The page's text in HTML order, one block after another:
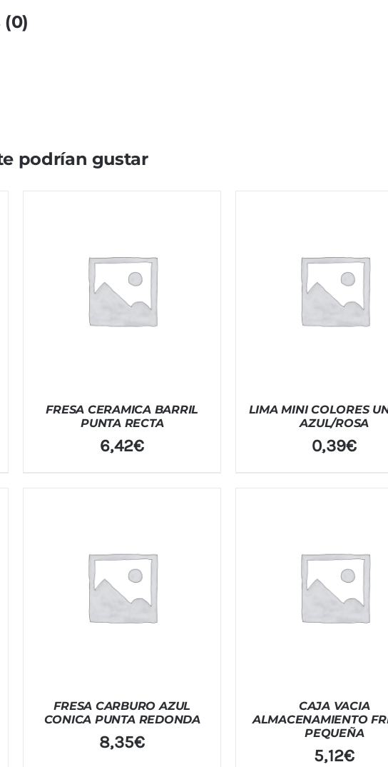
podrían gustar
FRESA CERAMICA BARRIL
PUNTA RECTA
6,42€
LIMA MINI COLORES
AZUL/ROSA
0,39€
FRESA CARBURO AZUL
CONICA PUNTA REDONDA
8,35€
CAJA VACIA
ALMACENAMIENTO
PEQUEÑA
5,12€